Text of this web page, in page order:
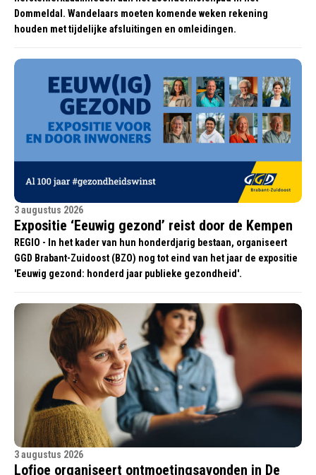
Dommeldal. Wandelaars moeten komende weken rekening
houden met tijdelijke afsluitingen en omleidingen.
3 augustus 2026
Expositie ‘Eeuwig gezond’ reist door de Kempen
REGIO - In het kader van hun honderdjarig bestaan, organiseert
GGD Brabant-Zuidoost (BZO) nog tot eind van het jaar de expositie
'Eeuwig gezond: honderd jaar publieke gezondheid'.
3 augustus 2026
Lofjoe organiseert ontmoetingsavonden in De